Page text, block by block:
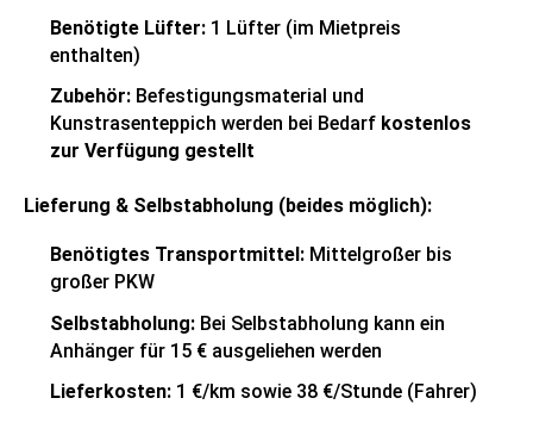
Benötigte Lüfter: 1 Lüfter (im Mietpreis
enthalten)
Zubehör: Befestigungsmaterial und
Kunstrasenteppich werden bei Bedarf kostenlos
zur Verfügung gestellt
Lieferung & Selbstabholung (beides möglich):
Benötigtes Transportmittel: Mittelgroßer bis
großer PKW
Selbstabholung: Bei Selbstabholung kann ein
Anhänger für 15 € ausgeliehen werden
Lieferkosten: 1 €/km sowie 38 €/Stunde (Fahrer)